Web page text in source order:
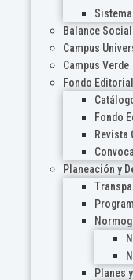
Balance Social
Campus
Campus Verde
Fondo Editorial
Fondo
Revista
Planeación y
Planes